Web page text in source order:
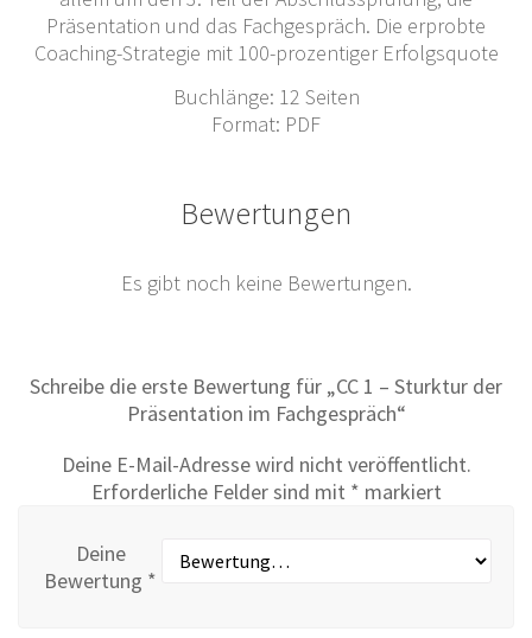
Präsentation und das Fachgespräch. Die erprobte
Coaching-Strategie mit 100-prozentiger Erfolgsquote
Buchlänge: 12 Seiten
Format: PDF
Bewertungen
Es gibt noch keine Bewertungen.
Schreibe die erste Bewertung für „CC 1 – Sturktur der
Präsentation im Fachgespräch“
Deine E-Mail-Adresse wird nicht veröffentlicht.
Erforderliche Felder sind mit * markiert
Deine
Bewertung *